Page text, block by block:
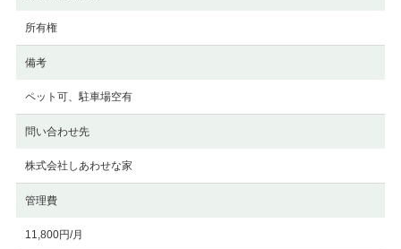
所有権
備考
ペット可、駐車場空有
問い合わせ先
株式会社しあわせな家
管理費
11,800円/月